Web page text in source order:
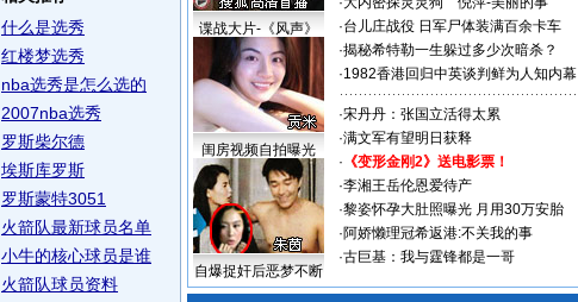
什么是选秀
红楼梦选秀
nba选秀是怎么选的
2007nba选秀
罗斯柴尔德
埃斯库罗斯
罗斯蒙特3051
火箭队最新球员名单
小牛的核心球员是谁
火箭队球员资料
谍战大片-《风声》
闺房视频自拍曝光
自爆捉奸后恶梦不断
·台儿庄战役 日军尸体装满百余卡车
·揭秘希特勒一生躲过多少次暗杀？
·1982香港回归中英谈判鲜为人知内幕
·宋丹丹：张国立活得太累
·满文军有望明日获释
· 《变形金刚2》送电影票！
·李湘王岳伦恩爱待产
·黎姿怀孕大肚照曝光 月用30万安胎
·阿娇懒理冠希返港:不关我的事
·古巨基：我与霆锋都是一哥